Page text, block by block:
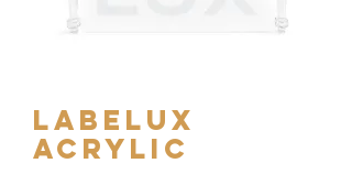
Labelux
Acrylic